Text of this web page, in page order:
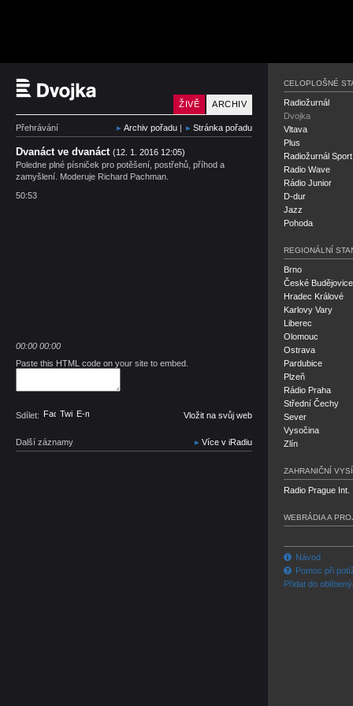
Český rozhlas Dvojka
ARCHIV
ŽIVĚ
Přehrávání Archiv pořadu | Stránka pořadu
Dvanáct ve dvanáct (12. 1. 2016 12:05)
Poledne plné písniček pro potěšení, postřehů, příhod a
zamyšlení. Moderuje Richard Pachman.
50:53
00:00 00:00
Paste this HTML code on your site to embed.
Sdílet: Facebook
TwitterE-mail Vložit na svůj web
Další záznamy Více v iRadiu
CELOPLOŠNÉ
Radiožurnál
Dvojka
Vltava
Plus
Radiožurnál Sport
Radio Wave
Rádio Junior
D-dur
Jazz
Pohoda
REGIONÁLNÍ
Brno
České Budějovice
Hradec Králové
Karlovy Vary
Liberec
Olomouc
Ostrava
Pardubice
Plzeň
Rádio Praha
Střední Čechy
Sever
Vysočina
Zlín
ZAHRANIČNÍ
Radio Prague Int.
WEBRÁDIA A
Návod
Pomoc při
Přidat do